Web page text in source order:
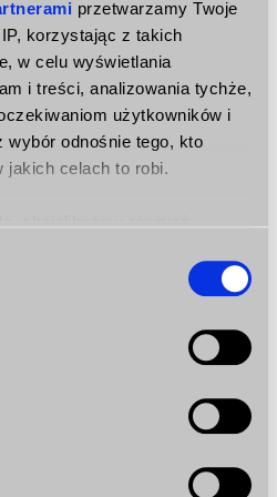
przetwarzamy Twoje
korzystając z takich
w celu wyświetlania
i treści, analizowania tychże,
użytkowników i
wybór odnośnie tego, kto
jakich celach to robi.
nawet do kilku metrów
je zbiory danych
odcisk palca)
ustaw własne preferencje w
zgodę w dowolnej chwili.
jakości zabezpieczenia i
nagłe wydatki i
nawet w 10 minut.